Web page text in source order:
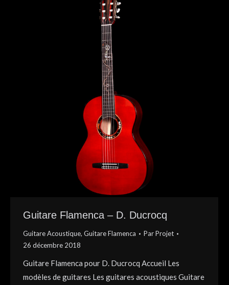
Guitare Flamenca – D. Ducrocq
Guitare Acoustique, Guitare Flamenca ParProjet
26 décembre 2018
Guitare Flamenca pour D. Ducrocq Accueil Les
modèles de guitares Les guitares acoustiques Guitare